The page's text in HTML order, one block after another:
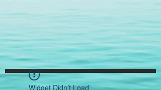
Widget Didn’t Load